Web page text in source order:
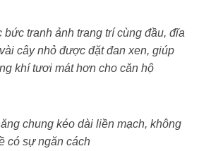
bức tranh ảnh trang trí cùng đầu, đĩa
cây nhỏ được đặt đan xen, giúp
khí tươi mát hơn cho căn hộ
chung kéo dài liền mạch, không
có sự ngăn cách